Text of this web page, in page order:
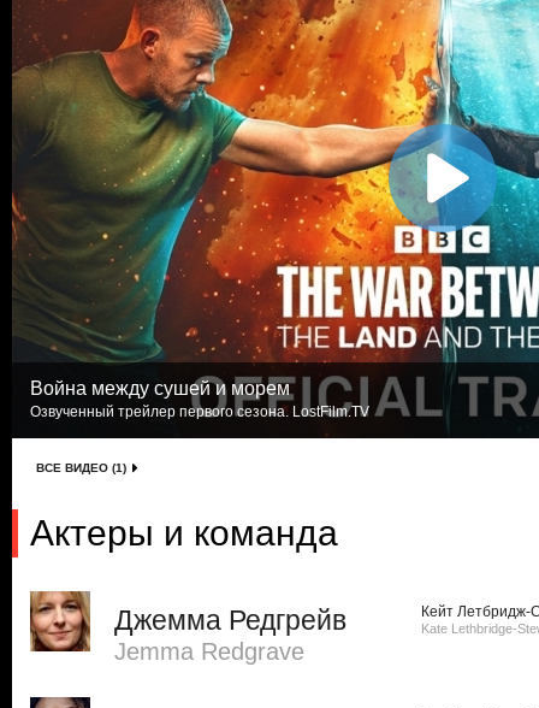
Война между сушей и морем
Озвученный трейлер первого сезона. LostFilm.TV
ВСЕ ВИДЕО (1)
Актеры и команда
Джемма Редгрейв
Jemma Redgrave
Кейт Летбридж-
Kate Lethbridge-